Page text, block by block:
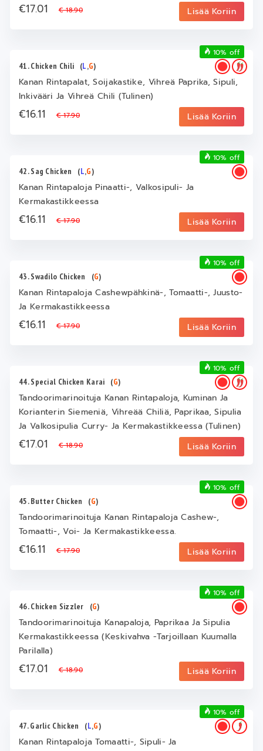
€17.01€ 18.90 Lisää Koriin
41. Chicken Chili (L,G)
Kanan Rintapalat, Soijakastike, Vihreä Paprika, Sipuli,
Inkivääri Ja Vihreä Chili (Tulinen)
€16.11€ 17.90 Lisää Koriin
10% off
42. Sag Chicken (L,G)
Kanan Rintapaloja Pinaatti-, Valkosipuli- Ja
Kermakastikkeessa
€16.11€ 17.90 Lisää Koriin
10% off
43. Swadilo Chicken (G)
Kanan Rintapaloja Cashewpähkinä-, Tomaatti-, Juusto-
Ja Kermakastikkeessa
€16.11€ 17.90 Lisää Koriin
10% off
44. Special Chicken Karai (G)
Tandoorimarinoituja Kanan Rintapaloja, Kuminan Ja
Korianterin Siemeniä, Vihreää Chiliä, Paprikaa, Sipulia
Ja Valkosipulia Curry- Ja Kermakastikkeessa (Tulinen)
€17.01€ 18.90 Lisää Koriin
10% off
45. Butter Chicken (G)
Tandoorimarinoituja Kanan Rintapaloja Cashew-,
Tomaatti-, Voi- Ja Kermakastikkeessa.
€16.11€ 17.90 Lisää Koriin
10% off
46. Chicken Sizzler (G)
Tandoorimarinoituja Kanapaloja, Paprikaa Ja Sipulia
Kermakastikkeessa (Keskivahva -Tarjoillaan Kuumalla
Parilalla)
€17.01€ 18.90 Lisää Koriin
10% off
47. Garlic Chicken (L,G)
Kanan Rintapaloja Tomaatti-, Sipuli- Ja
10% off